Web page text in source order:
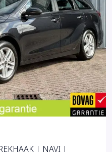
| NAVI |